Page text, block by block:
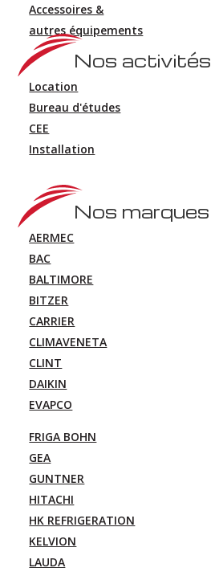
Accessoires &
autres équipements
Nos activités
Location
Bureau d'études
CEE
Installation
Nos marques
AERMEC
BAC
BALTIMORE
BITZER
CARRIER
CLIMAVENETA
CLINT
DAIKIN
EVAPCO
FRIGA BOHN
GEA
GUNTNER
HITACHI
HK REFRIGERATION
KELVION
LAUDA